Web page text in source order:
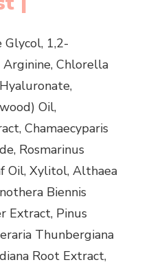
1,2-
Arginine, Chlorella
Oil,
Chamaecyparis
Rosmarinus
Oil, Xylitol, Althaea
Biennis
Extract, Pinus
Thunbergiana
Root Extract,